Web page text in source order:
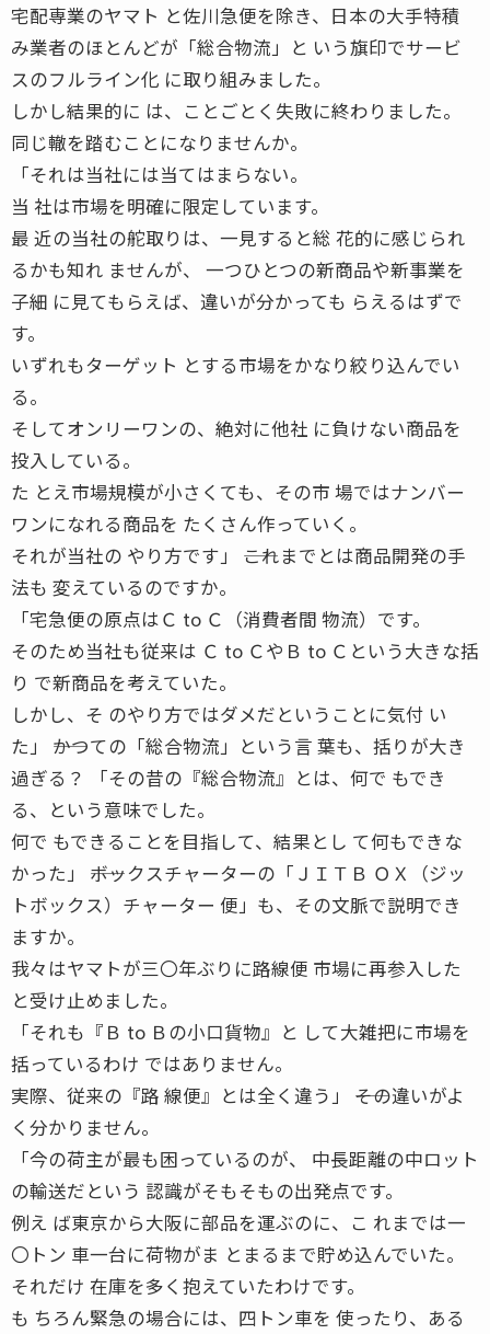
宅配専業のヤマト と佐川急便を除き、日本の大手特積
み業者のほとんどが「総合物流」と いう旗印でサービ
スのフルライン化 に取り組みました。
しかし結果的に は、ことごとく失敗に終わりました。
同じ轍を踏むことになりませんか。
「それは当社には当てはまらない。
当 社は市場を明確に限定しています。
最 近の当社の舵取りは、一見すると総 花的に感じられ
るかも知れ ませんが、 一つひとつの新商品や新事業を
子細 に見てもらえば、違いが分かっても らえるはずで
す。
いずれもターゲット とする市場をかなり絞り込んでい
る。
そしてオンリーワンの、絶対に他社 に負けない商品を
投入している。
た とえ市場規模が小さくても、その市 場ではナンバー
ワンになれる商品を たくさん作っていく。
それが当社の やり方です」 ――これまでとは商品開発の手
法も 変えているのですか。
「宅急便の原点はＣ to Ｃ（消費者間 物流）です。
そのため当社も従来は Ｃ to ＣやＢ to Ｃという大きな括
り で新商品を考えていた。
しかし、そ のやり方ではダメだということに気付 い
た」 ――かつての「総合物流」という言 葉も、括りが大き
過ぎる？ 「その昔の『総合物流』とは、何で もでき
る、という意味でした。
何で もできることを目指して、結果とし て何もできな
かった」 ――ボックスチャーターの「ＪＩＴＢ ＯＸ（ジッ
トボックス）チャーター 便」も、その文脈で説明でき
ますか。
我々はヤマトが三〇年ぶりに路線便 市場に再参入した
と受け止めました。
「それも『Ｂ to Ｂの小口貨物』と して大雑把に市場を
括っているわけ ではありません。
実際、従来の『路 線便』とは全く違う」 ――その違いがよ
く分かりません。
「今の荷主が最も困っているのが、 中長距離の中ロット
の輸送だという 認識がそもそもの出発点です。
例え ば東京から大阪に部品を運ぶのに、こ れまでは一
〇トン 車一台に荷物がま とまるまで貯め込んでいた。
それだけ 在庫を多く抱えていたわけです。
も ちろん緊急の場合には、四トン車を 使ったり、ある